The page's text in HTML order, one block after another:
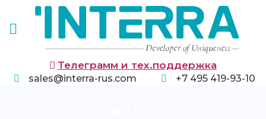
Телеграмм и тех.поддержка
sales@interra-rus.com +7 495 419-93-10